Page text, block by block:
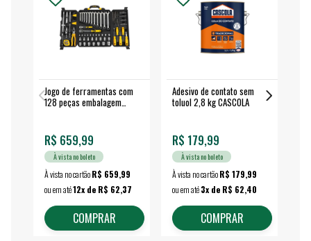
Jogo de ferramentas com
128 peças embalagem
R$ 659,99
À vista no boleto
À vista no cartãoR$ 659,99
ou em até12x de R$ 62,37
COMPRAR
Adesivo de contato sem
toluol 2,8 kg CASCOLA
R$ 179,99
À vista no boleto
À vista no cartãoR$ 179,99
ou em até3x de R$ 62,40
COMPRAR